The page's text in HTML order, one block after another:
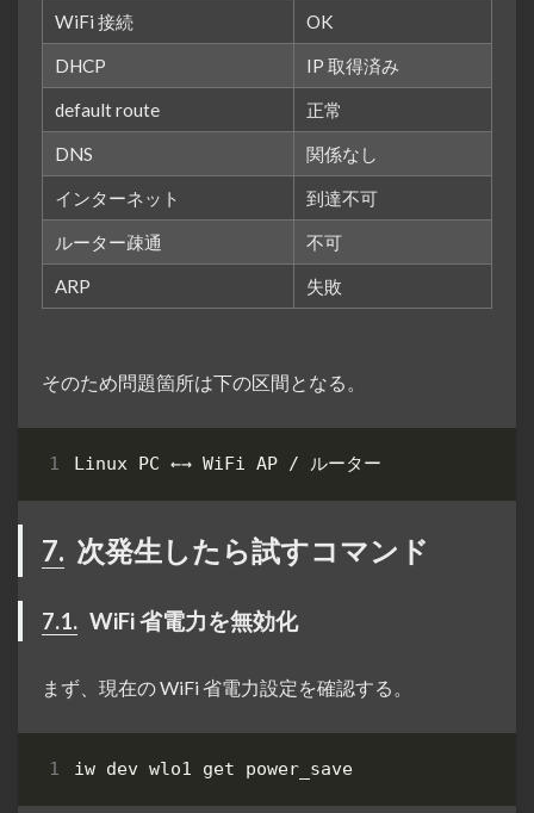
WiFi 接続 OK
DHCP IP 取得済み
default route 正常
DNS 関係なし
インターネット 到達不可
ルーター疎通 不可
ARP 失敗
そのため問題箇所は下の区間となる。
7. 次発生したら試すコマンド
7.1. WiFi 省電力を無効化
まず、現在の WiFi 省電力設定を確認する。